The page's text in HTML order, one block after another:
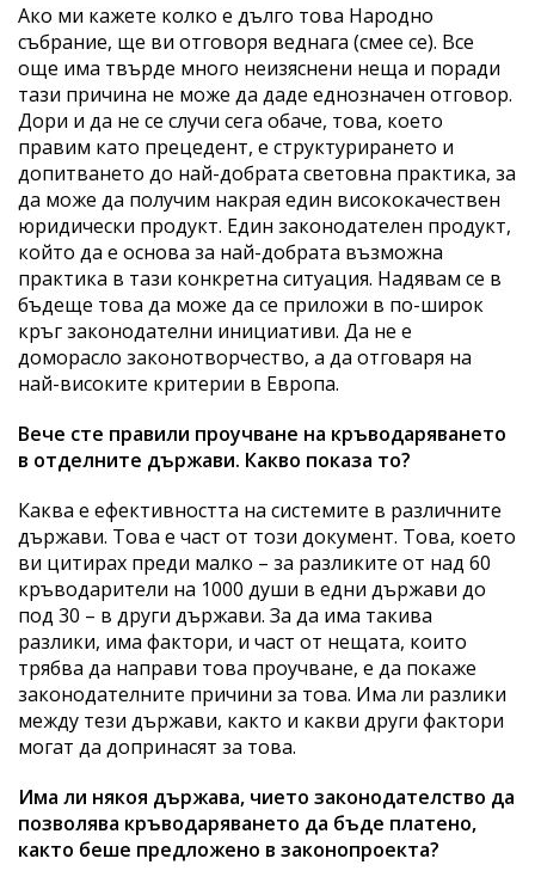
Ако ми кажете колко е дълго това Народно
събрание, ще ви отговоря веднага (смее се). Все
още има твърде много неизяснени неща и поради
тази причина не може да даде еднозначен отговор.
Дори и да не се случи сега обаче, това, което
правим като прецедент, е структурирането и
допитването до най-добрата световна практика, за
да може да получим накрая един висококачествен
юридически продукт. Един законодателен продукт,
който да е основа за най-добрата възможна
практика в тази конкретна ситуация. Надявам се в
бъдеще това да може да се приложи в по-широк
кръг законодателни инициативи. Да не е
доморасло законотворчество, а да отговаря на
най-високите критерии в Европа.
Вече сте правили проучване на кръводаряването
в отделните държави. Какво показа то?
Каква е ефективността на системите в различните
държави. Това е част от този документ. Това, което
ви цитирах преди малко – за разликите от над 60
кръводарители на 1000 души в едни държави до
под 30 – в други държави. За да има такива
разлики, има фактори, и част от нещата, които
трябва да направи това проучване, е да покаже
законодателните причини за това. Има ли разлики
между тези държави, както и какви други фактори
могат да допринасят за това.
Има ли някоя държава, чието законодателство да
позволява кръводаряването да бъде платено,
както беше предложено в законопроекта?